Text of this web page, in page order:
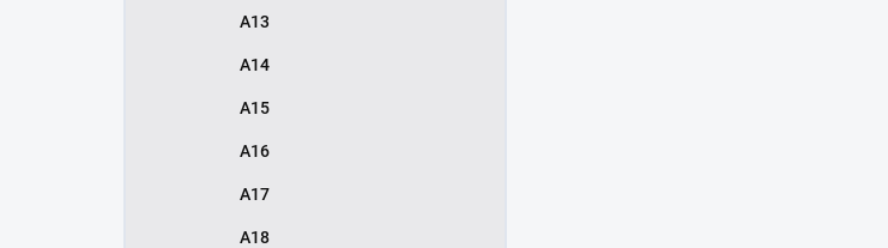
A13
A14
A15
A16
A17
A18